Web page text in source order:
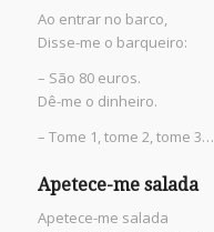
Ao entrar no barco,
Disse-me o barqueiro:
– São 80 euros.
Dê-me o dinheiro.
– Tome 1, tome 2, tome 3…
Apetece-me salada
Apetece-me salada